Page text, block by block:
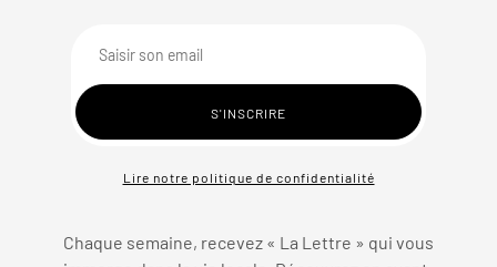
Lire notre politique de confidentialité
Chaque semaine, recevez « La Lettre » qui vous